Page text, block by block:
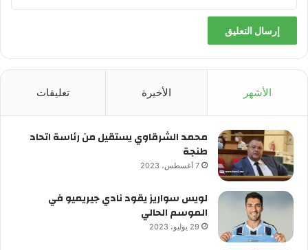
الأشهر الأخيرة تعليقات
محمد الشرقاوي يستقيل من رئاسة اتحاد
طنجة
7 أغسطس، 2023
لويس سواريز يقود نادي جيريميو في
الموسم الحالي
29 يوليو، 2023